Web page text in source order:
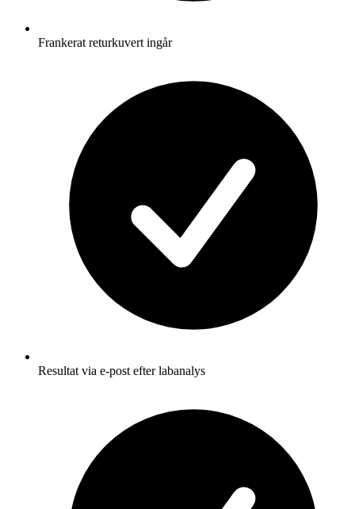
Frankerat returkuvert ingår
Resultat via e-post efter labanalys